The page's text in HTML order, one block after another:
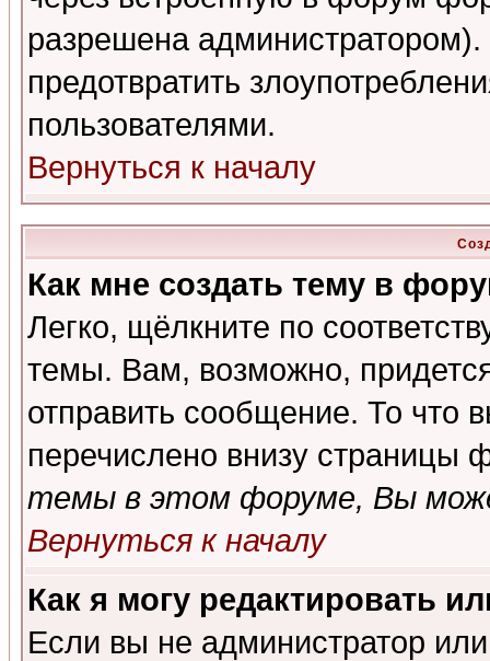
разрешена
предотвратить
пользователями.
Вернуться к началу
Как мне создать тему в
Легко, щёлкните по
темы. Вам, возможно,
отправить сообщение. То что
перечислено внизу страницы
темы в этом форуме, Вы
Вернуться к началу
Как я могу редактировать
Если вы не администратор